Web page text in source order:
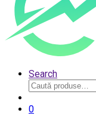
Search
Caută
după:
0